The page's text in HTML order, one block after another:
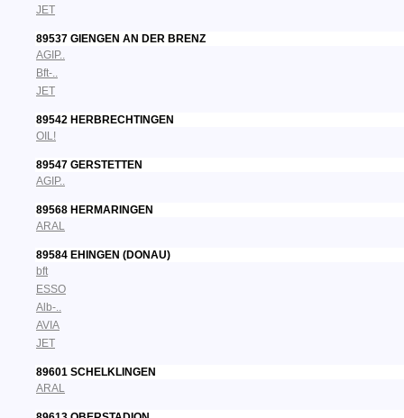
JET
89537 GIENGEN AN DER BRENZ
AGIP..
Bft-..
JET
89542 HERBRECHTINGEN
OIL!
89547 GERSTETTEN
AGIP..
89568 HERMARINGEN
ARAL
89584 EHINGEN (DONAU)
bft
ESSO
Alb-..
AVIA
JET
89601 SCHELKLINGEN
ARAL